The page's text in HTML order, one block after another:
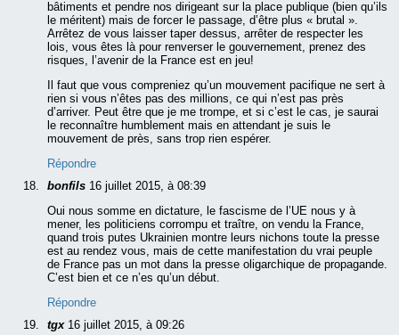
bâtiments et pendre nos dirigeant sur la place publique (bien qu’ils
le méritent) mais de forcer le passage, d’être plus « brutal ».
Arrêtez de vous laisser taper dessus, arrêter de respecter les
lois, vous êtes là pour renverser le gouvernement, prenez des
risques, l’avenir de la France est en jeu!
Il faut que vous compreniez qu’un mouvement pacifique ne sert à
rien si vous n’êtes pas des millions, ce qui n’est pas près
d’arriver. Peut être que je me trompe, et si c’est le cas, je saurai
le reconnaître humblement mais en attendant je suis le
mouvement de près, sans trop rien espérer.
Répondre
bonfils 16 juillet 2015, à 08:39
Oui nous somme en dictature, le fascisme de l’UE nous y à
mener, les politiciens corrompu et traître, on vendu la France,
quand trois putes Ukrainien montre leurs nichons toute la presse
est au rendez vous, mais de cette manifestation du vrai peuple
de France pas un mot dans la presse oligarchique de propagande.
C’est bien et ce n’es qu’un début.
Répondre
tgx 16 juillet 2015, à 09:26